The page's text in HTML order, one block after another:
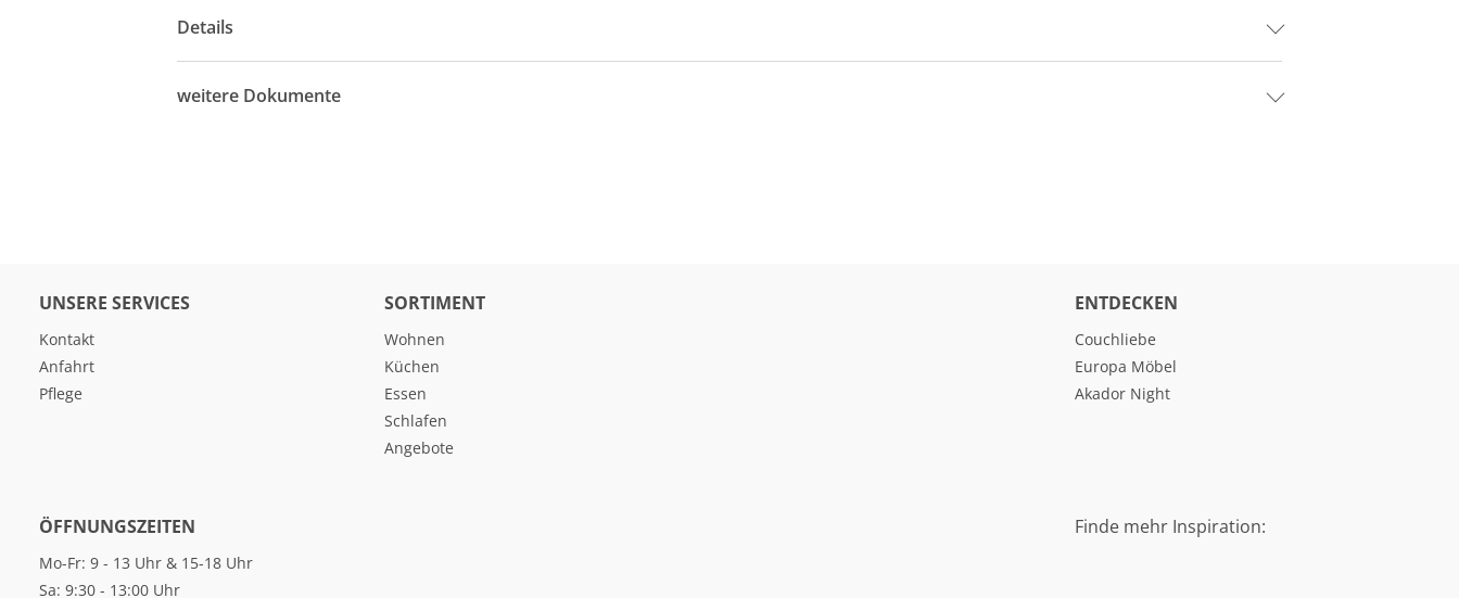
Details
weitere Dokumente
UNSERE SERVICES
Kontakt
Anfahrt
Pflege
SORTIMENT
Wohnen
Küchen
Essen
Schlafen
Angebote
ENTDECKEN
Couchliebe
Europa Möbel
Akador Night
ÖFFNUNGSZEITEN
Mo-Fr: 9 - 13 Uhr & 15-18 Uhr
Sa: 9:30 - 13:00 Uhr
Finde mehr Inspiration: